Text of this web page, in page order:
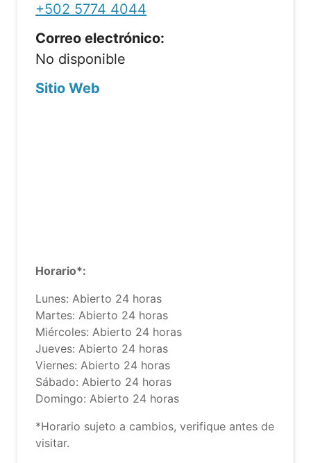
+502 5774 4044
Correo electrónico:
No disponible
Sitio Web
Horario*:
Lunes: Abierto 24 horas
Martes: Abierto 24 horas
Miércoles: Abierto 24 horas
Jueves: Abierto 24 horas
Viernes: Abierto 24 horas
Sábado: Abierto 24 horas
Domingo: Abierto 24 horas
*Horario sujeto a cambios, verifique antes de
visitar.